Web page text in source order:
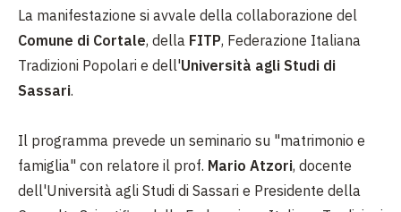
La manifestazione si avvale della collaborazione del
Comune di Cortale, della FITP, Federazione Italiana
Tradizioni Popolari e dell'Università agli Studi di
Sassari.
Il programma prevede un seminario su "matrimonio e
famiglia" con relatore il prof. Mario Atzori, docente
dell'Università agli Studi di Sassari e Presidente della